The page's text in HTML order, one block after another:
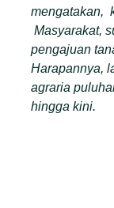
mengatakan,
Masyarakat,
pengajuan
Harapannya,
agraria
hingga kini.